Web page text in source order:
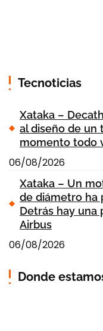
Tecnoticias
Xataka –
al diseño de un
momento todo
06/08/2026
Xataka – Un
de diámetro ha
Detrás hay una
Airbus
06/08/2026
Donde